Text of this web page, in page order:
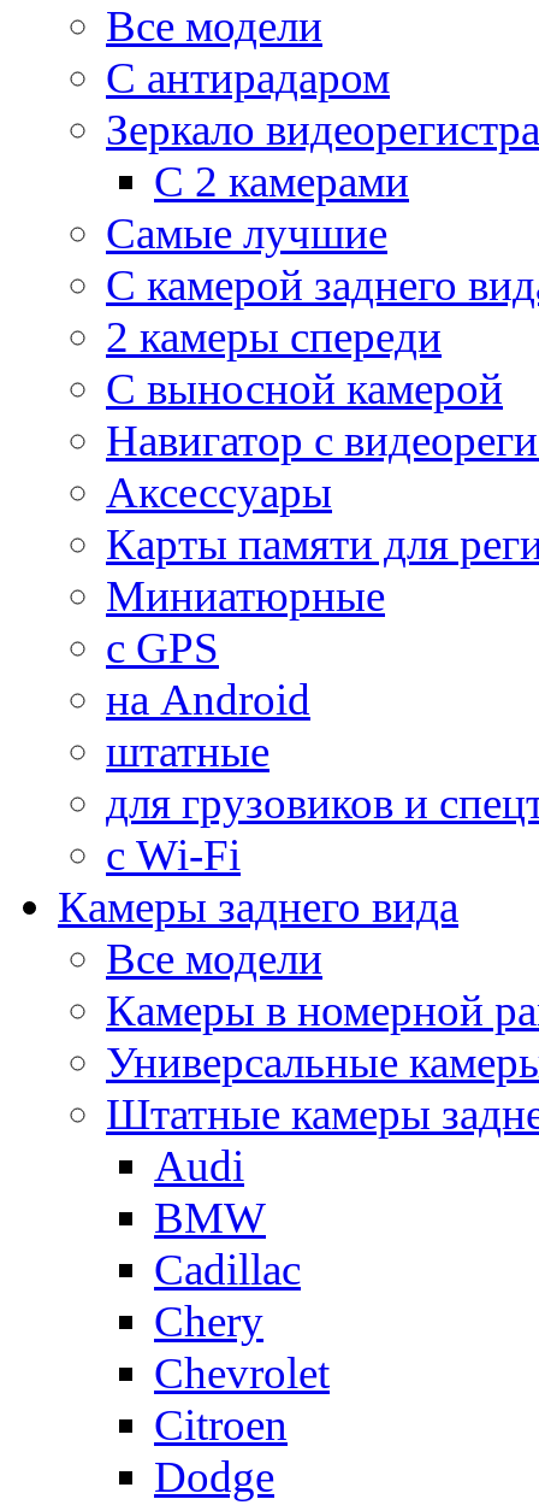
Все модели
C антирадаром
Зеркало
С 2 камерами
Самые лучшие
С камерой заднего
2 камеры спереди
С выносной камерой
Навигатор с
Аксессуары
Карты памяти для
Миниатюрные
с GPS
на Android
штатные
для грузовиков и
с Wi-Fi
Камеры заднего вида
Все модели
Камеры в номерной
Универсальные
Штатные камеры
Audi
BMW
Cadillac
Chery
Chevrolet
Citroen
Dodge